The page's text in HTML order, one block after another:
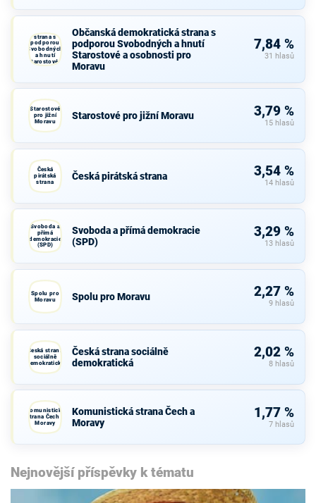
strana s
podporou
Svobodných
a hnutí
Starostové a
osobnosti
Občanská demokratická strana s
podporou Svobodných a hnutí
Starostové a osobnosti pro
Moravu
7,84 %
31 hlasů
Starostové
pro jižní
Moravu
Starostové pro jižní Moravu 3,79 %
15 hlasů
Česká
pirátská
strana
Česká pirátská strana 3,54 %
14 hlasů
Svoboda a
přímá
demokracie
(SPD)
Svoboda a přímá demokracie
(SPD)
3,29 %
13 hlasů
Spolu pro
Moravu
Spolu pro Moravu 2,27 %
9 hlasů
Česká strana
sociálně
demokratická
Česká strana sociálně
demokratická
2,02 %
8 hlasů
Komunistická
strana Čech a
Moravy
Komunistická strana Čech a
Moravy
1,77 %
7 hlasů
Nejnovější příspěvky k tématu